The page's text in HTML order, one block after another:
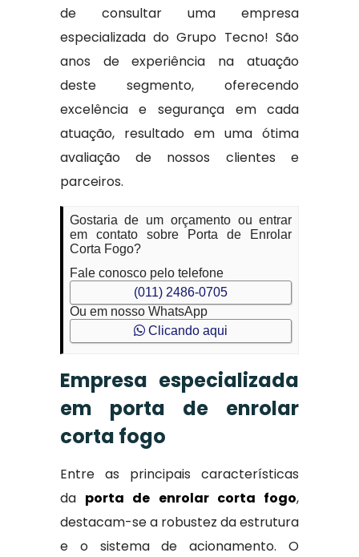
de consultar uma empresa
especializada do Grupo Tecno! São
anos de experiência na atuação
deste segmento, oferecendo
excelência e segurança em cada
atuação, resultado em uma ótima
avaliação de nossos clientes e
parceiros.
Gostaria de um orçamento ou entrar
em contato sobre Porta de Enrolar
Corta Fogo?
Fale conosco pelo telefone
(011) 2486-0705
Ou em nosso WhatsApp
Clicando aqui
Empresa especializada
em porta de enrolar
corta fogo
Entre as principais características
da porta de enrolar corta fogo,
destacam-se a robustez da estrutura
e o sistema de acionamento. O